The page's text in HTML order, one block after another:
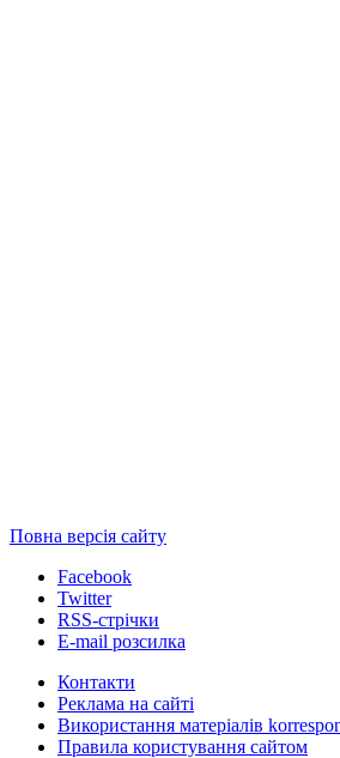
Повна версія сайту
Facebook
Twitter
RSS-стрічки
E-mail розсилка
Контакти
Реклама на сайті
Використання матеріалів
Правила користування сайтом